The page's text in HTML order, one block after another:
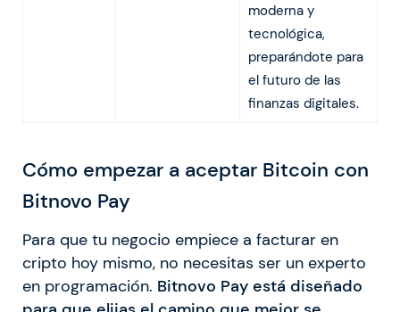
moderna y
tecnológica,
preparándote para
el futuro de las
finanzas digitales.
Cómo empezar a aceptar Bitcoin con
Bitnovo Pay
Para que tu negocio empiece a facturar en
cripto hoy mismo, no necesitas ser un experto
en programación. Bitnovo Pay está diseñado